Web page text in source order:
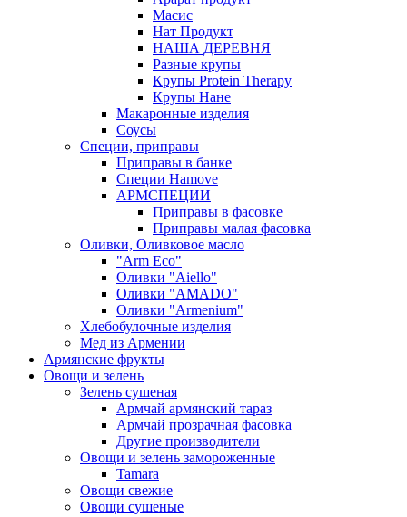
Масис
Нат Продукт
НАША ДЕРЕВНЯ
Разные крупы
Крупы Protein Therapy
Крупы Нане
Макаронные изделия
Соусы
Специи, приправы
Приправы в банке
Специи Hamove
АРМСПЕЦИИ
Приправы в фасовке
Приправы малая фасовка
Оливки, Оливковое масло
"Arm Eco"
Оливки "Aiello"
Оливки "AMADO"
Оливки "Armenium"
Хлебобулочные изделия
Мед из Армении
Армянские фрукты
Овощи и зелень
Зелень сушеная
Армчай армянский тараз
Армчай прозрачная фасовка
Другие производители
Овощи и зелень замороженные
Tamara
Овощи свежие
Овощи сушеные